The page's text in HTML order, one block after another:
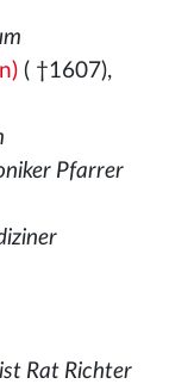
( †1607),
Pfarrer
Rat Richter